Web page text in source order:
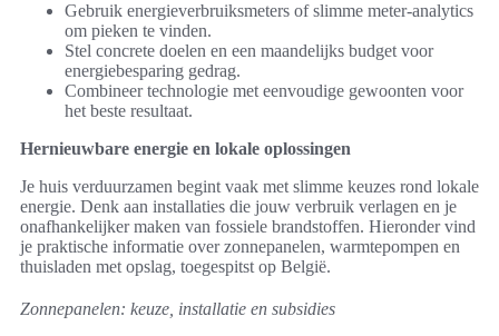
Gebruik energieverbruiksmeters of slimme meter-analytics
om pieken te vinden.
Stel concrete doelen en een maandelijks budget voor
energiebesparing gedrag.
Combineer technologie met eenvoudige gewoonten voor
het beste resultaat.
Hernieuwbare energie en lokale oplossingen
Je huis verduurzamen begint vaak met slimme keuzes rond lokale
energie. Denk aan installaties die jouw verbruik verlagen en je
onafhankelijker maken van fossiele brandstoffen. Hieronder vind
je praktische informatie over zonnepanelen, warmtepompen en
thuisladen met opslag, toegespitst op België.
Zonnepanelen: keuze, installatie en subsidies